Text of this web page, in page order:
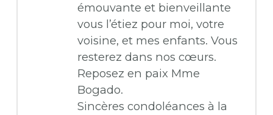
émouvante et bienveillante
vous l’étiez pour moi, votre
voisine, et mes enfants. Vous
resterez dans nos cœurs.
Reposez en paix Mme
Bogado.
Sincères condoléances à la